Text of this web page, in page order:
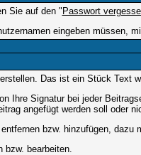
Sie auf den " Passwort
eingeben müssen,
Das ist ein Stück Text
Ihre Signatur bei jeder
angefügt werden soll oder
bzw. hinzufügen,
bzw. bearbeiten.